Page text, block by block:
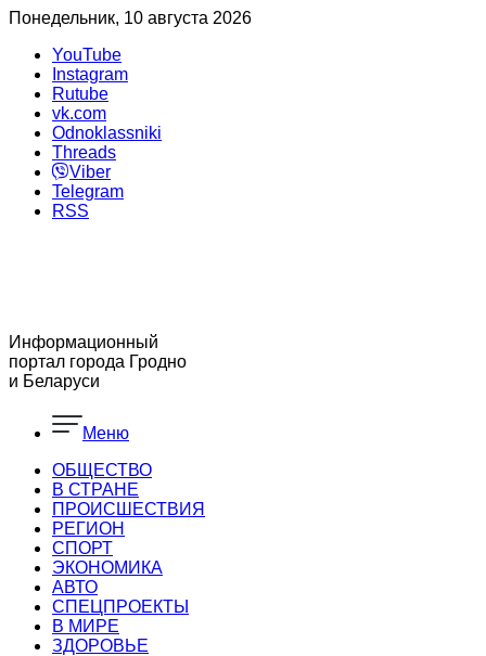
Понедельник, 10 августа 2026
YouTube
Instagram
Rutube
vk.com
Odnoklassniki
Threads
Viber
Telegram
RSS
Информационный
портал города Гродно
и Беларуси
Меню
ОБЩЕСТВО
В СТРАНЕ
ПРОИСШЕСТВИЯ
РЕГИОН
CПОРТ
ЭКОНОМИКА
АВТО
СПЕЦПРОЕКТЫ
В МИРЕ
ЗДОРОВЬЕ